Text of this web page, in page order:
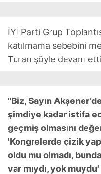
İYİ Parti Grup
katılmama sebebini
Turan şöyle devam
"Biz, Sayın
şimdiye kadar istifa
geçmiş olmasını
'Kongrelerde çizik
oldu mu olmadı,
var mıydı, yok muydu'